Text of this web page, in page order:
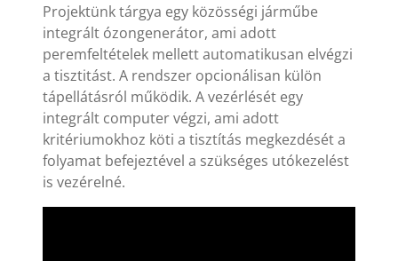
Projektünk tárgya egy közösségi járműbe
integrált ózongenerátor, ami adott
peremfeltételek mellett automatikusan elvégzi
a tisztitást. A rendszer opcionálisan külön
tápellátásról működik. A vezérlését egy
integrált computer végzi, ami adott
kritériumokhoz köti a tisztítás megkezdését a
folyamat befejeztével a szükséges utókezelést
is vezérelné.